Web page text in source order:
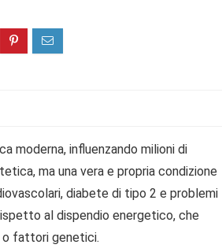
moderna, influenzando milioni di
ma una vera e propria condizione
diabete di tipo 2 e problemi
al dispendio energetico, che
o fattori genetici.